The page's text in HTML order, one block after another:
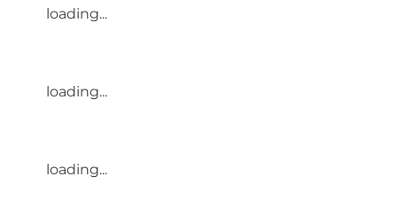
loading...
loading...
loading...